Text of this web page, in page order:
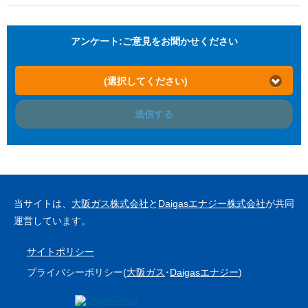
アンケート:ご意見をお聞かせください
(選択してください)
送信する
当サイトは、 大阪ガス株式会社と Daigasエナジー株式会社が共同
運営しています。
サイトポリシー
プライバシーポリシー(大阪ガス ･Daigasエナジー)